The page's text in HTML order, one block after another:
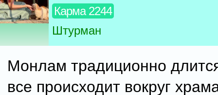
Карма 2244
Штурман
Монлам традиционно
все происходит вокруг